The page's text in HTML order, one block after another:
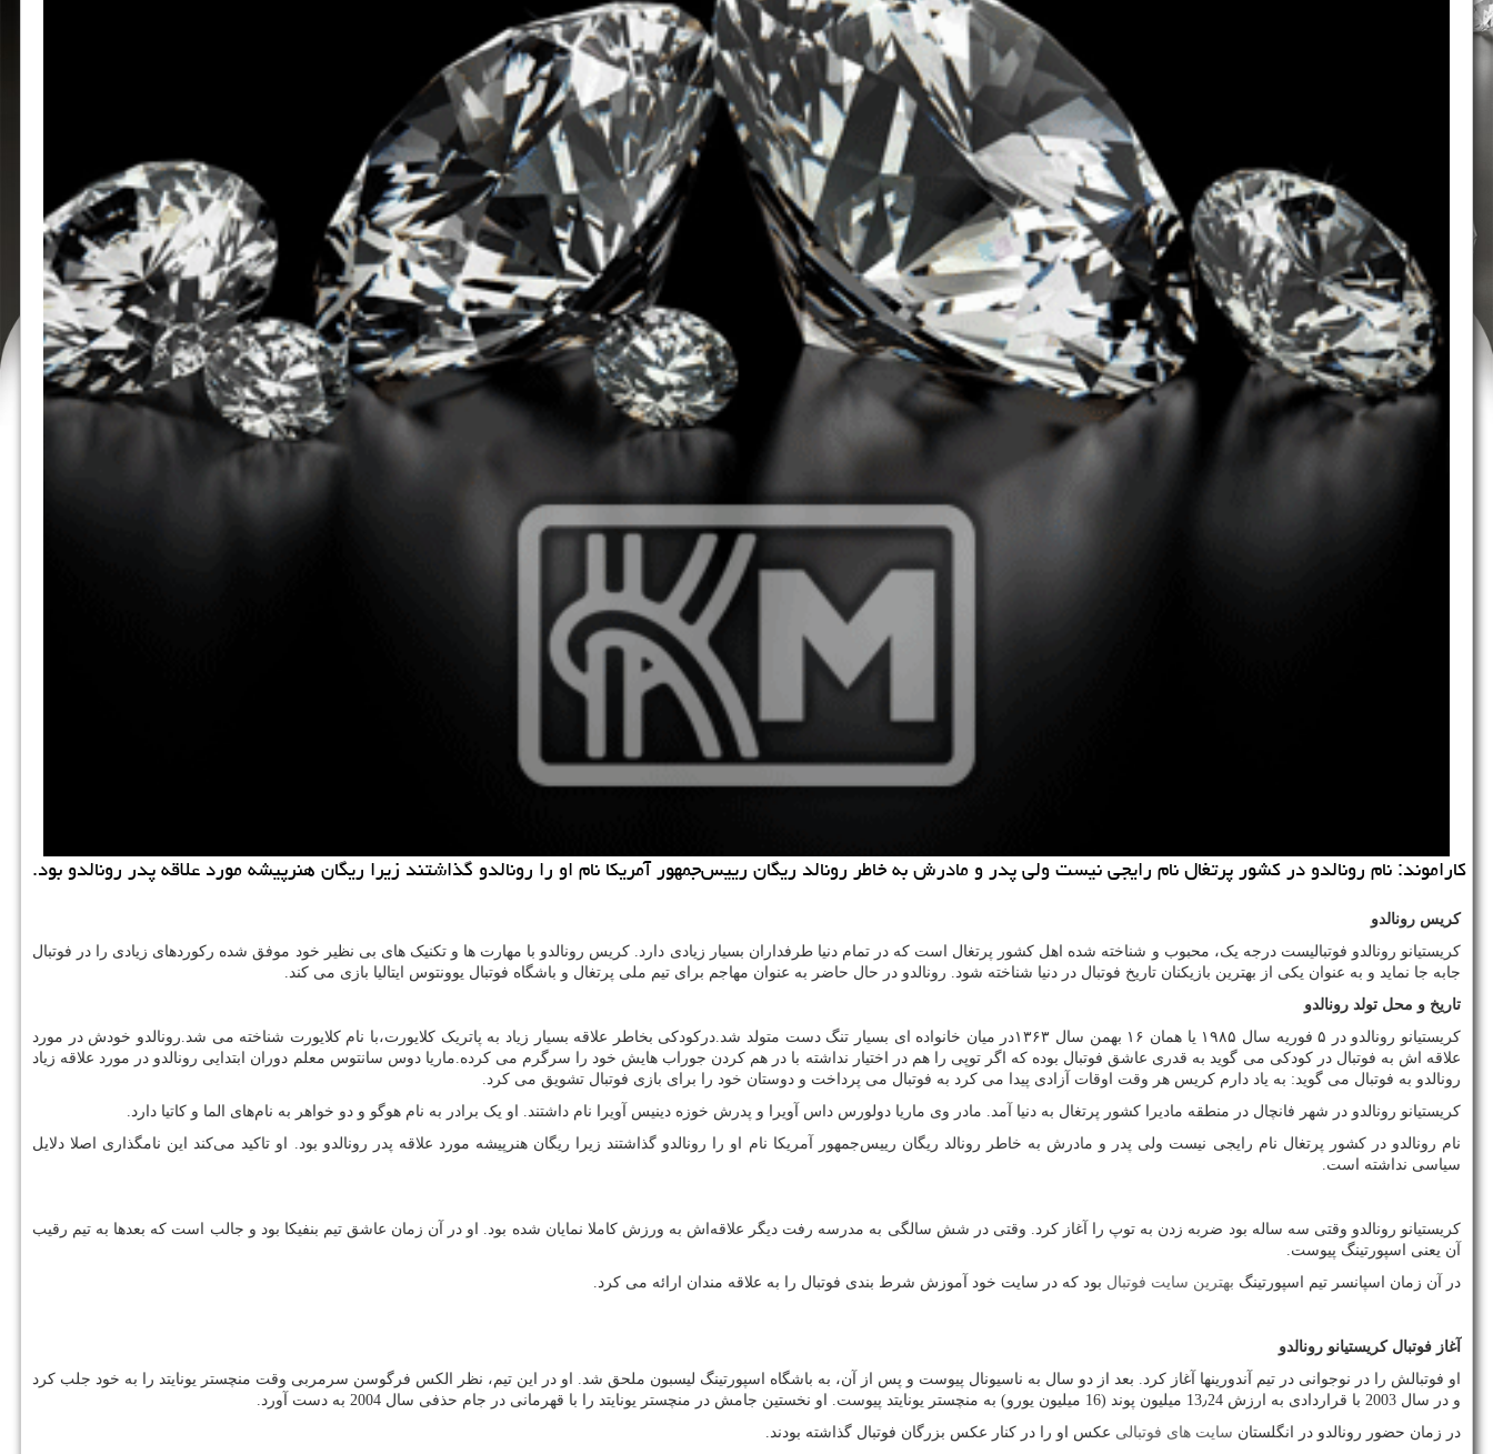
كاراموند: نام رونالدو در كشور پرتغال نام رایجی نیست ولی پدر و مادرش به خاطر رونالد ریگان رییس‌جمهور آمریكا نام او را رونالدو گذاشتند زیرا ریگان هنرپیشه مورد علاقه پدر رونالدو بود.
کریس رونالدو
کریستیانو رونالدو فوتبالیست درجه یک، محبوب و شناخته شده اهل کشور پرتغال است که در تمام دنیا طرفداران بسیار زیادی دارد. کریس رونالدو با مهارت ها و تکنیک های بی نظیر خود موفق شده رکوردهای زیادی را در فوتبال
جابه جا نماید و به عنوان یکی از بهترین بازیکنان تاریخ فوتبال در دنیا شناخته شود. رونالدو در حال حاضر به عنوان مهاجم برای تیم ملی پرتغال و باشگاه فوتبال یوونتوس ایتالیا بازی می کند.
تاریخ و محل تولد رونالدو
کریستیانو رونالدو در ۵ فوریه سال ۱۹۸۵ یا همان ۱۶ بهمن سال ۱۳۶۳در میان خانواده ای بسیار تنگ دست متولد شد.درکودکی بخاطر علاقه بسیار زیاد به پاتریک کلایورت،با نام کلایورت شناخته می شد.رونالدو خودش در مورد
علاقه اش به فوتبال در کودکی می گوید به قدری عاشق فوتبال بوده که اگر توپی را هم در اختیار نداشته با در هم کردن جوراب هایش خود را سرگرم می کرده.ماریا دوس سانتوس معلم دوران ابتدایی رونالدو در مورد علاقه زیاد
رونالدو به فوتبال می گوید: به یاد دارم کریس هر وقت اوقات آزادی پیدا می کرد به فوتبال می پرداخت و دوستان خود را برای بازی فوتبال تشویق می کرد.
کریستیانو رونالدو در شهر فانچال در منطقه مادیرا کشور پرتغال به دنیا آمد. مادر وی ماریا دولورس داس آویرا و پدرش خوزه دینیس آویرا نام داشتند. او یک برادر به نام هوگو و دو خواهر به نام‌های الما و کاتیا دارد.
نام رونالدو در کشور پرتغال نام رایجی نیست ولی پدر و مادرش به خاطر رونالد ریگان رییس‌جمهور آمریکا نام او را رونالدو گذاشتند زیرا ریگان هنرپیشه مورد علاقه پدر رونالدو بود. او تاکید می‌کند این نامگذاری اصلا دلایل
سیاسی نداشته است.
کریستیانو رونالدو وقتی سه ساله بود ضربه زدن به توپ را آغاز کرد. وقتی در شش سالگی به مدرسه رفت دیگر علاقه‌اش به ورزش کاملا نمایان شده بود. او در آن زمان عاشق تیم بنفیکا بود و جالب است که بعدها به تیم رقیب
آن یعنی اسپورتینگ پیوست.
در آن زمان اسپانسر تیم اسپورتینگ بهترین سایت فوتبال بود که در سایت خود آموزش شرط بندی فوتبال را به علاقه مندان ارائه می کرد.
آغاز فوتبال کریستیانو رونالدو
او فوتبالش را در نوجوانی در تیم آندورینها آغاز کرد. بعد از دو سال به ناسیونال پیوست و پس از آن، به باشگاه اسپورتینگ لیسبون ملحق شد. او در این تیم، نظر الکس فرگوسن سرمربی وقت منچستر یونایتد را به خود جلب کرد
و در سال 2003 با قراردادی به ارزش 13٫24 میلیون پوند (16 میلیون یورو) به منچستر یونایتد پیوست. او نخستین جامش در منچستر یونایتد را با قهرمانی در جام حذفی سال 2004 به دست آورد.
در زمان حضور رونالدو در انگلستان سایت های فوتبالی عکس او را در کنار عکس بزرگان فوتبال گذاشته بودند.